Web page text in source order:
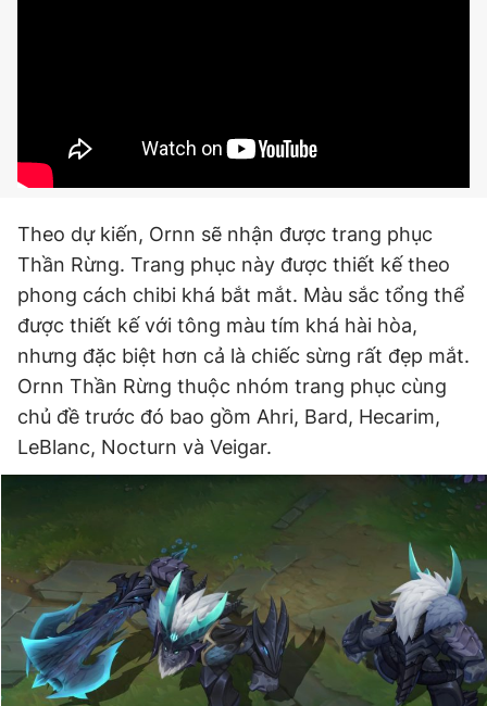
Theo dự kiến, Ornn sẽ nhận được trang phục
Thần Rừng. Trang phục này được thiết kế theo
phong cách chibi khá bắt mắt. Màu sắc tổng thể
được thiết kế với tông màu tím khá hài hòa,
nhưng đặc biệt hơn cả là chiếc sừng rất đẹp mắt.
Ornn Thần Rừng thuộc nhóm trang phục cùng
chủ đề trước đó bao gồm Ahri, Bard, Hecarim,
LeBlanc, Nocturn và Veigar.